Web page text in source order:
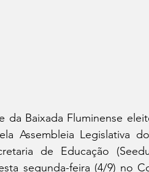
Baixada Fluminense
Assembleia Legislativa
de Educação
segunda-feira (4/9) no